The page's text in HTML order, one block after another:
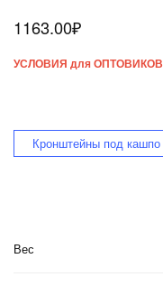
1163.00₽
УСЛОВИЯ для ОПТОВИКОВ
Кронштейны под кашпо
Вес